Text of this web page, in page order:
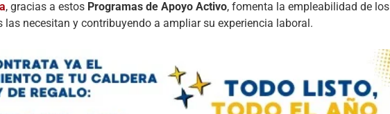
, gracias a estos Programas de Apoyo Activo, fomenta la empleabilidad de los
necesitan y contribuyendo a ampliar su experiencia laboral.